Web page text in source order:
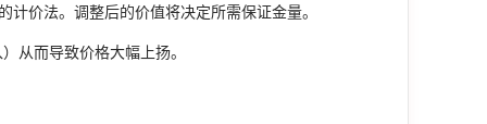
价法。调整后的价值将决定所需保证金量。
从而导致价格大幅上扬。